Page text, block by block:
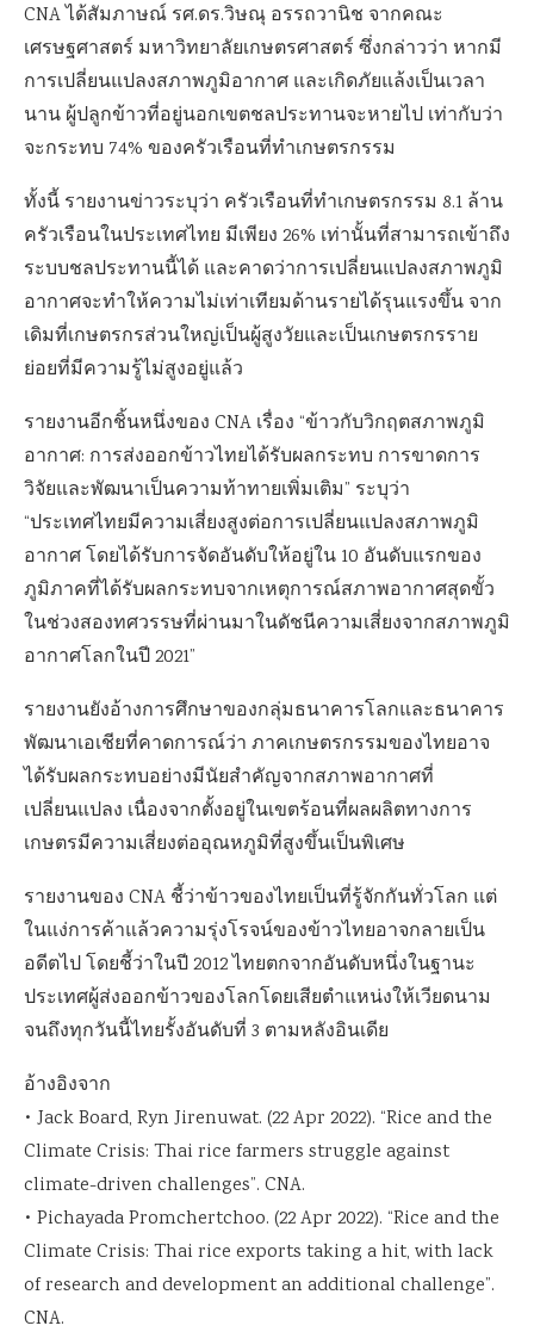
CNA ได้สัมภาษณ์ รศ.ดร.วิษณุ อรรถวานิช จากคณะ
เศรษฐศาสตร์ มหาวิทยาลัยเกษตรศาสตร์ ซึ่งกล่าวว่า หากมี
การเปลี่ยนแปลงสภาพภูมิอากาศ และเกิดภัยแล้งเป็นเวลา
นาน ผู้ปลูกข้าวที่อยู่นอกเขตชลประทานจะหายไป เท่ากับว่า
จะกระทบ 74% ของครัวเรือนที่ทำเกษตรกรรม
ทั้งนี้ รายงานข่าวระบุว่า ครัวเรือนที่ทำเกษตรกรรม 8.1 ล้าน
ครัวเรือนในประเทศไทย มีเพียง 26% เท่านั้นที่สามารถเข้าถึง
ระบบชลประทานนี้ได้ และคาดว่าการเปลี่ยนแปลงสภาพภูมิ
อากาศจะทำให้ความไม่เท่าเทียมด้านรายได้รุนแรงขึ้น จาก
เดิมที่เกษตรกรส่วนใหญ่เป็นผู้สูงวัยและเป็นเกษตรกรราย
ย่อยที่มีความรู้ไม่สูงอยู่แล้ว
รายงานอีกชิ้นหนึ่งของ CNA เรื่อง “ข้าวกับวิกฤตสภาพภูมิ
อากาศ: การส่งออกข้าวไทยได้รับผลกระทบ การขาดการ
วิจัยและพัฒนาเป็นความท้าทายเพิ่มเติม” ระบุว่า
“ประเทศไทยมีความเสี่ยงสูงต่อการเปลี่ยนแปลงสภาพภูมิ
อากาศ โดยได้รับการจัดอันดับให้อยู่ใน 10 อันดับแรกของ
ภูมิภาคที่ได้รับผลกระทบจากเหตุการณ์สภาพอากาศสุดขั้ว
ในช่วงสองทศวรรษที่ผ่านมาในดัชนีความเสี่ยงจากสภาพภูมิ
อากาศโลกในปี 2021”
รายงานยังอ้างการศึกษาของกลุ่มธนาคารโลกและธนาคาร
พัฒนาเอเชียที่คาดการณ์ว่า ภาคเกษตรกรรมของไทยอาจ
ได้รับผลกระทบอย่างมีนัยสำคัญจากสภาพอากาศที่
เปลี่ยนแปลง เนื่องจากตั้งอยู่ในเขตร้อนที่ผลผลิตทางการ
เกษตรมีความเสี่ยงต่ออุณหภูมิที่สูงขึ้นเป็นพิเศษ
รายงานของ CNA ชี้ว่าข้าวของไทยเป็นที่รู้จักกันทั่วโลก แต่
ในแง่การค้าแล้วความรุ่งโรจน์ของข้าวไทยอาจกลายเป็น
อดีตไป โดยชี้ว่าในปี 2012 ไทยตกจากอันดับหนึ่งในฐานะ
ประเทศผู้ส่งออกข้าวของโลกโดยเสียตำแหน่งให้เวียดนาม
จนถึงทุกวันนี้ไทยรั้งอันดับที่ 3 ตามหลังอินเดีย
อ้างอิงจาก
• Jack Board, Ryn Jirenuwat. (22 Apr 2022). “Rice and the
Climate Crisis: Thai rice farmers struggle against
climate-driven challenges”. CNA.
• Pichayada Promchertchoo. (22 Apr 2022). “Rice and the
Climate Crisis: Thai rice exports taking a hit, with lack
of research and development an additional challenge”.
CNA.